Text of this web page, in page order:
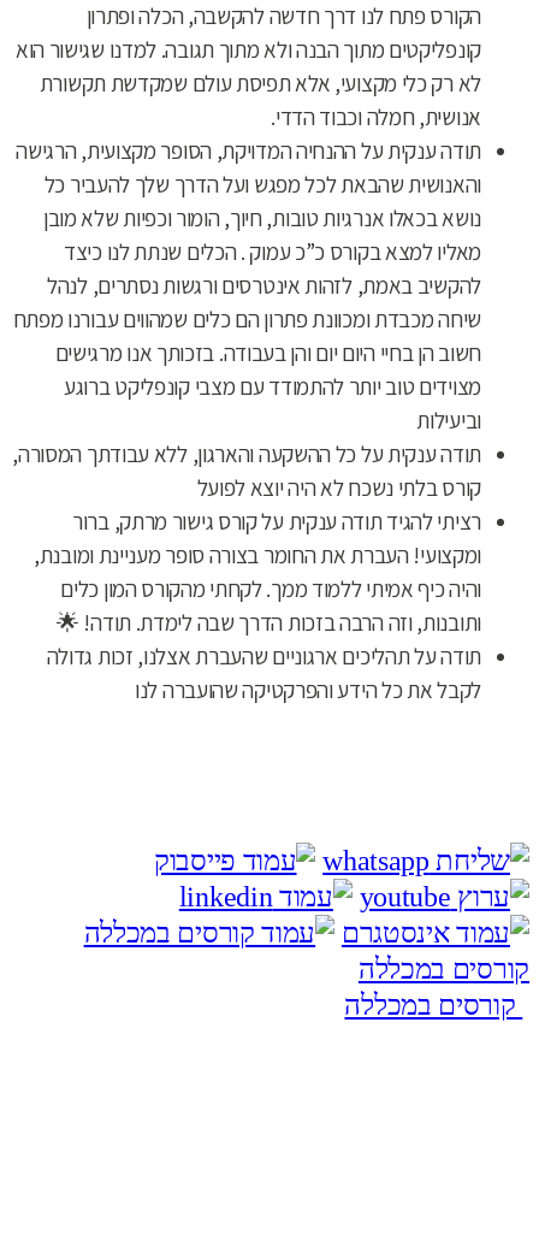
הקורס פתח לנו דרך חדשה להקשבה, הכלה ופתרון
קונפליקטים מתוך הבנה ולא מתוך תגובה. למדנו שגישור הוא
לא רק כלי מקצועי, אלא תפיסת עולם שמקדשת תקשורת
אנושית, חמלה וכבוד הדדי.
תודה ענקית על ההנחיה המדויקת, הסופר מקצועית, הרגישה
והאנושית שהבאת לכל מפגש ועל הדרך שלך להעביר כל
נושא בכאלו אנרגיות טובות, חיוך, הומור וכפיות שלא מובן
מאליו למצא בקורס כ”כ עמוק . הכלים שנתת לנו כיצד
להקשיב באמת, לזהות אינטרסים ורגשות נסתרים, לנהל
שיחה מכבדת ומכוונת פתרון הם כלים שמהווים עבורנו מפתח
חשוב הן בחיי היום יום והן בעבודה. בזכותך אנו מרגישים
מצוידים טוב יותר להתמודד עם מצבי קונפליקט ברוגע
וביעילות
תודה ענקית על כל ההשקעה והארגון, ללא עבודתך המסורה,
קורס בלתי נשכח לא היה יוצא לפועל
רציתי להגיד תודה ענקית על קורס גישור מרתק, ברור
ומקצועי! העברת את החומר בצורה סופר מעניינת ומובנת,
והיה כיף אמיתי ללמוד ממך. לקחתי מהקורס המון כלים
ותובנות, וזה הרבה בזכות הדרך שבה לימדת. תודה! 🌟
תודה על תהליכים ארגוניים שהעברת אצלנו, זכות גדולה
לקבל את כל הידע והפרקטיקה שהועברה לנו
קורסים במכללה
קורסים במכללה